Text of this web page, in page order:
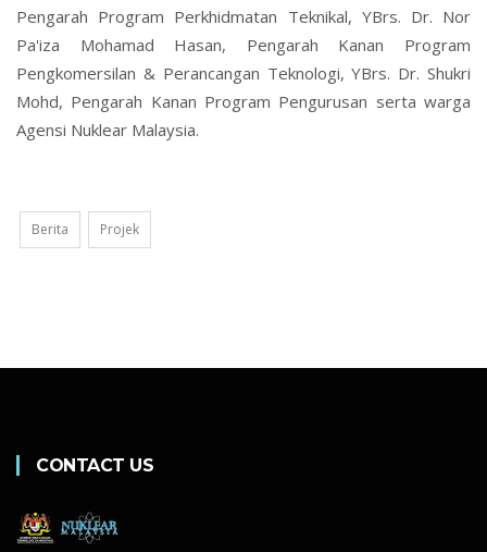
Pengarah Program Perkhidmatan Teknikal, YBrs. Dr. Nor
Pa'iza Mohamad Hasan, Pengarah Kanan Program
Pengkomersilan & Perancangan Teknologi, YBrs. Dr. Shukri
Mohd, Pengarah Kanan Program Pengurusan serta warga
Agensi Nuklear Malaysia.
Berita Projek
CONTACT US